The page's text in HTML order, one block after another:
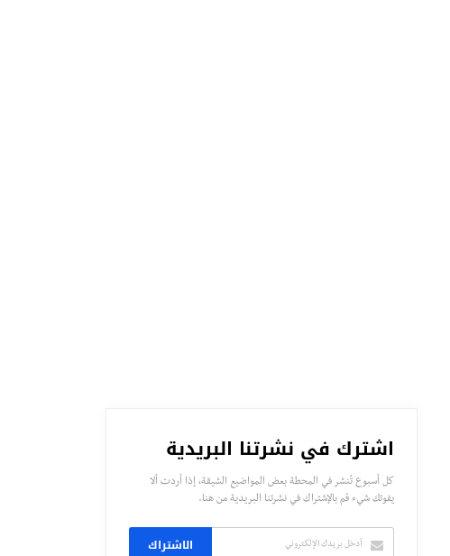
اشترك في نشرتنا البريدية
كل أسبوع تُنشر في المحطة بعض المواضيع الشيقة، إذا أردت ألا
يفوتك شيء قم بالإشتراك في نشرتنا البريدية من هنا.
الاشتراك